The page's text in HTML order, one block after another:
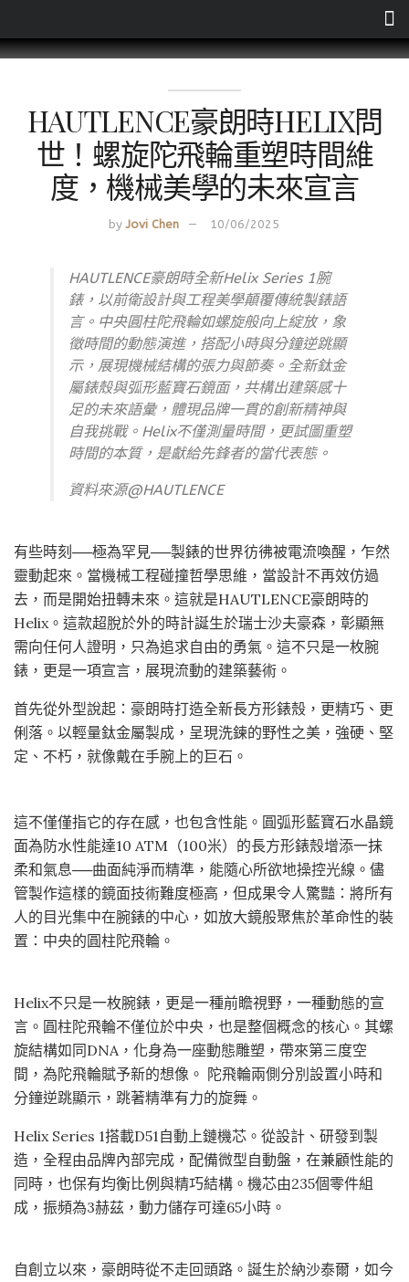
HAUTLENCE豪朗時HELIX問
世！螺旋陀飛輪重塑時間維
度，機械美學的未來宣言
by Jovi Chen 10/06/2025
HAUTLENCE豪朗時全新Helix Series 1腕
錶，以前衛設計與工程美學顛覆傳統製錶語
言。中央圓柱陀飛輪如螺旋般向上綻放，象
徵時間的動態演進，搭配小時與分鐘逆跳顯
示，展現機械結構的張力與節奏。全新鈦金
屬錶殼與弧形藍寶石鏡面，共構出建築感十
足的未來語彙，體現品牌一貫的創新精神與
自我挑戰。Helix不僅測量時間，更試圖重塑
時間的本質，是獻給先鋒者的當代表態。
資料來源@HAUTLENCE
有些時刻──極為罕見──製錶的世界彷彿被電流喚醒，乍然
靈動起來。當機械工程碰撞哲學思維，當設計不再效仿過
去，而是開始扭轉未來。這就是HAUTLENCE豪朗時的
Helix。這款超脫於外的時計誕生於瑞士沙夫豪森，彰顯無
需向任何人證明，只為追求自由的勇氣。這不只是一枚腕
錶，更是一項宣言，展現流動的建築藝術。
首先從外型說起：豪朗時打造全新長方形錶殼，更精巧、更
俐落。以輕量鈦金屬製成，呈現洗鍊的野性之美，強硬、堅
定、不朽，就像戴在手腕上的巨石。
這不僅僅指它的存在感，也包含性能。圓弧形藍寶石水晶鏡
面為防水性能達10 ATM（100米）的長方形錶殼增添一抹
柔和氣息──曲面純淨而精準，能隨心所欲地操控光線。儘
管製作這樣的鏡面技術難度極高，但成果令人驚豔：將所有
人的目光集中在腕錶的中心，如放大鏡般聚焦於革命性的裝
置：中央的圓柱陀飛輪。
Helix不只是一枚腕錶，更是一種前瞻視野，一種動態的宣
言。圓柱陀飛輪不僅位於中央，也是整個概念的核心。其螺
旋結構如同DNA，化身為一座動態雕塑，帶來第三度空
間，為陀飛輪賦予新的想像。 陀飛輪兩側分別設置小時和
分鐘逆跳顯示，跳著精準有力的旋舞。
Helix Series 1搭載D51自動上鏈機芯。從設計、研發到製
造，全程由品牌內部完成，配備微型自動盤，在兼顧性能的
同時，也保有均衡比例與精巧結構。機芯由235個零件組
成，振頻為3赫茲，動力儲存可達65小時。
自創立以來，豪朗時從不走回頭路。誕生於納沙泰爾，如今